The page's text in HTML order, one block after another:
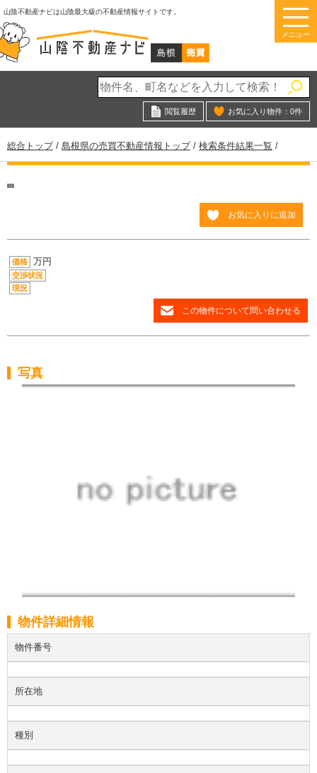
このページの本文へ
山陰不動産ナビは山陰最大級の不動産情報サイトです。
メニュー
閲覧履歴 お気に入り物件： 0件
現
在
位
総合トップ/ 島根県の売買不動産情報トップ/ 検索条件結果一覧 /
お気に入りに追加
価格 万円
交渉状況
現況
この物件について問い合わせる
写真
物件詳細情報
物件番号
所在地
種別